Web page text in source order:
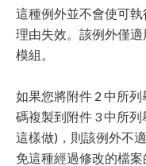
這種例外並不會使可
理由失效。該例外僅
模組。
如果您將附件 2 中所
碼複製到附件 3 中所
這樣做)，則該例外不
免這種經過修改的檔